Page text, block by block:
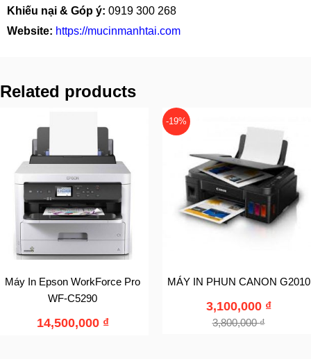
Khiếu nại & Góp ý: 0919 300 268
Website: https://mucinmanhtai.com
Related products
Máy In Epson WorkForce Pro
WF-C5290
14,500,000 ₫
-19%
MÁY IN PHUN CANON G2010
3,800,000₫
3,100,000 ₫